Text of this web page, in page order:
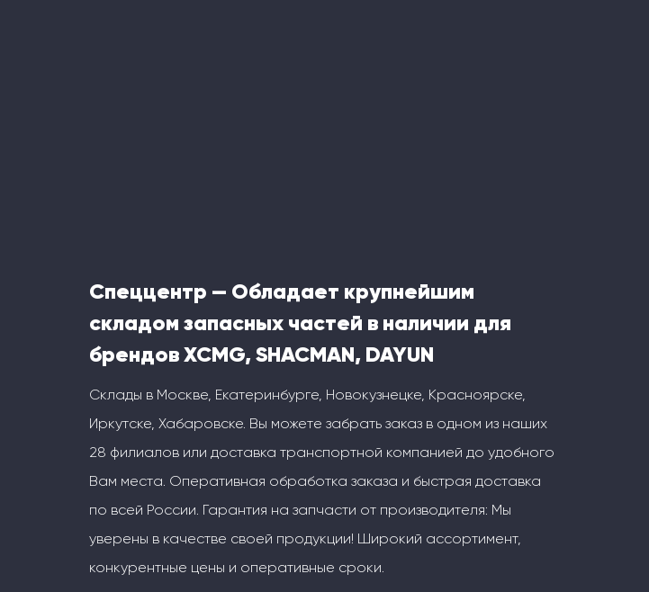
Спеццентр — Обладает крупнейшим
складом запасных частей в наличии для
брендов XCMG, SHACMAN, DAYUN
Склады в Москве, Екатеринбурге, Новокузнецке, Красноярске,
Иркутске, Хабаровске. Вы можете забрать заказ в одном из наших
28 филиалов или доставка транспортной компанией до удобного
Вам места. Оперативная обработка заказа и быстрая доставка
по всей России. Гарантия на запчасти от производителя: Мы
уверены в качестве своей продукции! Широкий ассортимент,
конкурентные цены и оперативные сроки.